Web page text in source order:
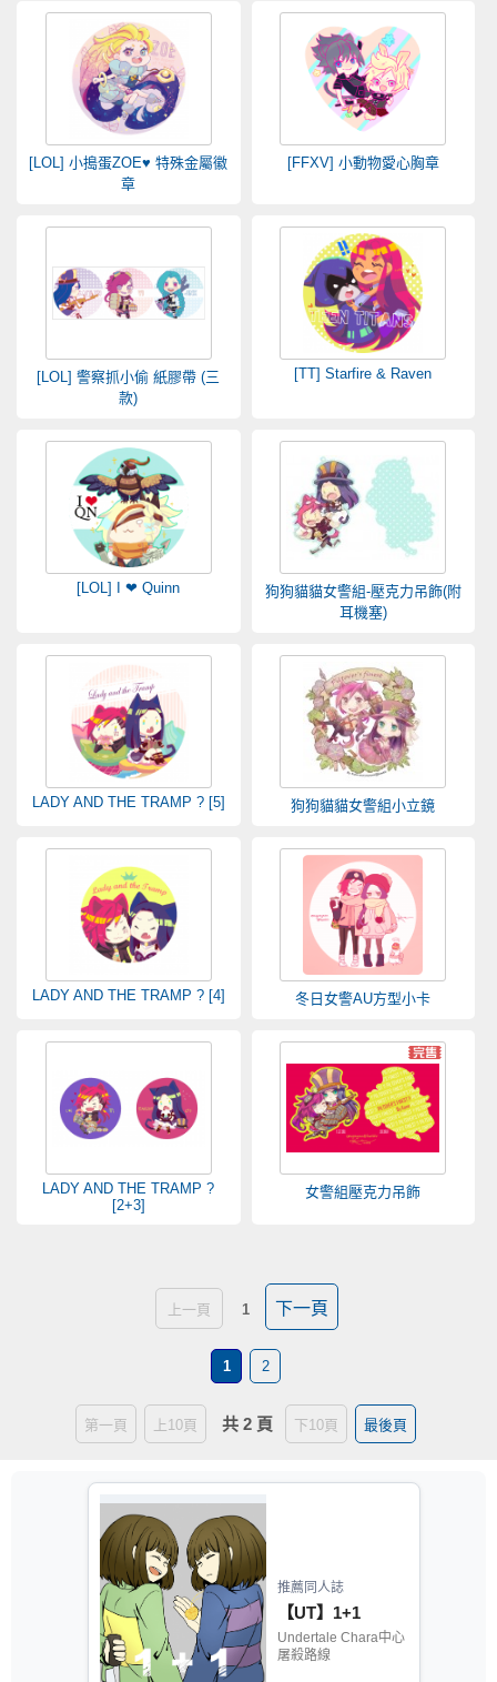
[LOL] 小搗蛋ZOE♥ 特殊金屬徽
章
[FFXV] 小動物愛心胸章
[LOL] 警察抓小偷 紙膠帶 (三
款)
[TT] Starfire & Raven
[LOL] I ❤ Quinn
狗狗貓貓女警組-壓克力吊飾(附
耳機塞)
LADY AND THE TRAMP ? [5] 狗狗貓貓女警組小立鏡
LADY AND THE TRAMP ? [4] 冬日女警AU方型小卡
LADY AND THE TRAMP ?
[2+3]
女警組壓克力吊飾
上一頁 1 下一頁
1 2
第一頁 上10頁 共 2 頁 下10頁 最後頁
推薦同人誌
【UT】1+1
Undertale Chara中心
屠殺路線